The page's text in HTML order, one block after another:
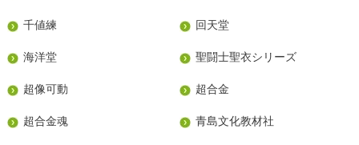
千値練 回天堂
海洋堂 聖闘士聖衣シリーズ
超像可動 超合金
超合金魂 青島文化教材社